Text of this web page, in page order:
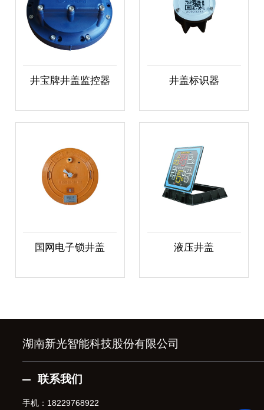
井宝牌井盖监控器 井盖标识器
国网电子锁井盖 液压井盖
湖南新光智能科技股份有限公司
联系我们
手机： 18229768922